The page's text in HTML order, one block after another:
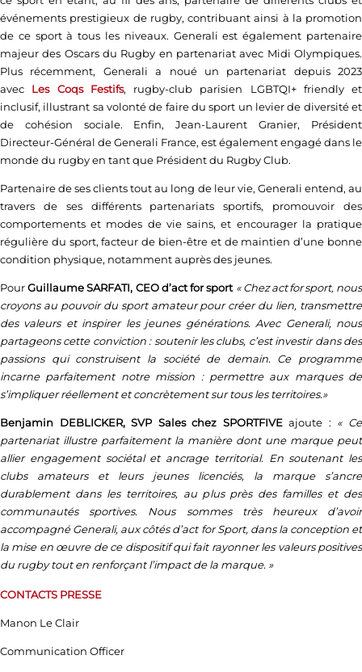
événements prestigieux de rugby, contribuant ainsi à la promotion
de ce sport à tous les niveaux. Generali est également partenaire
majeur des Oscars du Rugby en partenariat avec Midi Olympiques.
Plus récemment, Generali a noué un partenariat depuis 2023
avec Les Coqs Festifs, rugby-club parisien LGBTQI+ friendly et
inclusif, illustrant sa volonté de faire du sport un levier de diversité et
de cohésion sociale. Enfin, Jean-Laurent Granier, Président
Directeur-Général de Generali France, est également engagé dans le
monde du rugby en tant que Président du Rugby Club.
Partenaire de ses clients tout au long de leur vie, Generali entend, au
travers de ses différents partenariats sportifs, promouvoir des
comportements et modes de vie sains, et encourager la pratique
régulière du sport, facteur de bien-être et de maintien d’une bonne
condition physique, notamment auprès des jeunes.
PourGuillaume SARFATI, CEO d’act for sport « Chez act for sport, nous
croyons au pouvoir du sport amateur pour créer du lien, transmettre
des valeurs et inspirer les jeunes générations. Avec Generali, nous
partageons cette conviction : soutenir les clubs, c’est investir dans des
passions qui construisent la société de demain. Ce programme
incarne parfaitement notre mission : permettre aux marques de
s’impliquer réellement et concrètement sur tous les territoires.»
Benjamin DEBLICKER, SVP Sales chez SPORTFIVEajoute : « Ce
partenariat illustre parfaitement la manière dont une marque peut
allier engagement sociétal et ancrage territorial. En soutenant les
clubs amateurs et leurs jeunes licenciés, la marque s’ancre
durablement dans les territoires, au plus près des familles et des
communautés sportives. Nous sommes très heureux d’avoir
accompagné Generali, aux côtés d’act for Sport, dans la conception et
la mise en œuvre de ce dispositif qui fait rayonner les valeurs positives
du rugby tout en renforçant l’impact de la marque. »
CONTACTS PRESSE
Manon Le Clair
Communication Officer